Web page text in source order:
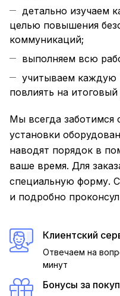
детально изучаем
целью повышения
коммуникаций;
выполняем всю
учитываем каждую
повлиять на итоговый
Мы всегда заботимся
установки
наводят порядок в
ваше время. Для
специальную форму.
и подробно
Клиентский
Отвечаем на
минут
Бонусы за